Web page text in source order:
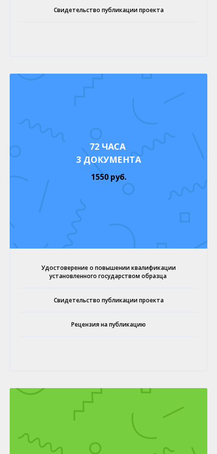
Свидетельство публикации проекта
72 ЧАСА
3 ДОКУМЕНТА
1550 руб.
Удостоверение о повышении квалификации
установленного государством образца
Свидетельство публикации проекта
Рецензия на публикацию